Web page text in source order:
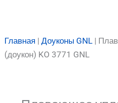
Главная |Доуконы GNL |
(доукон) KO 3771 GNL